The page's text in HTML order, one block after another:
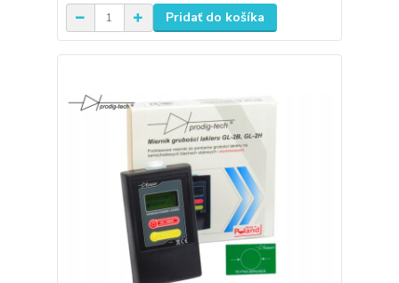
Pridať do košíka